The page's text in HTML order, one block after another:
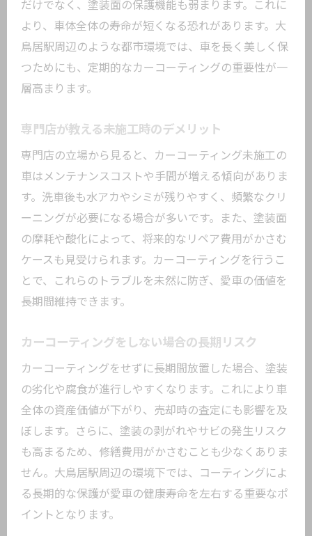
だけでなく、塗装面の保護機能も弱まります。これに
より、車体全体の寿命が短くなる恐れがあります。大
鳥居駅周辺のような都市環境では、車を長く美しく保
つためにも、定期的なカーコーティングの重要性が一
層高まります。
専門店が教える未施工時のデメリット
専門店の立場から見ると、カーコーティング未施工の
車はメンテナンスコストや手間が増える傾向がありま
す。洗車後も水アカやシミが残りやすく、頻繁なクリ
ーニングが必要になる場合が多いです。また、塗装面
の摩耗や酸化によって、将来的なリペア費用がかさむ
ケースも見受けられます。カーコーティングを行うこ
とで、これらのトラブルを未然に防ぎ、愛車の価値を
長期間維持できます。
カーコーティングをしない場合の長期リスク
カーコーティングをせずに長期間放置した場合、塗装
の劣化や腐食が進行しやすくなります。これにより車
全体の資産価値が下がり、売却時の査定にも影響を及
ぼします。さらに、塗装の剥がれやサビの発生リスク
も高まるため、修繕費用がかさむことも少なくありま
せん。大鳥居駅周辺の環境下では、コーティングによ
る長期的な保護が愛車の健康寿命を左右する重要なポ
イントとなります。